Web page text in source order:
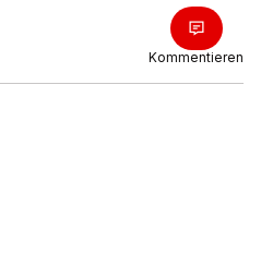
Kommentieren